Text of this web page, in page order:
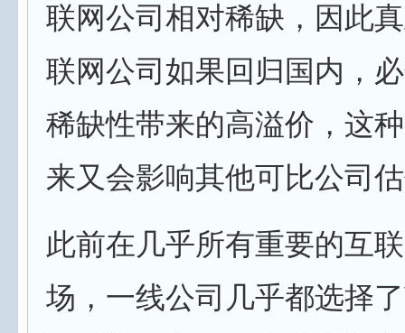
联网公司相对稀缺，因此
联网公司如果回归国内，
稀缺性带来的高溢价，这
来又会影响其他可比公司
此前在几乎所有重要的互
场，一线公司几乎都选择